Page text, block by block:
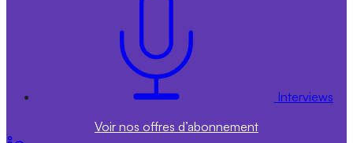
Interviews
Voir nos offres d’abonnement